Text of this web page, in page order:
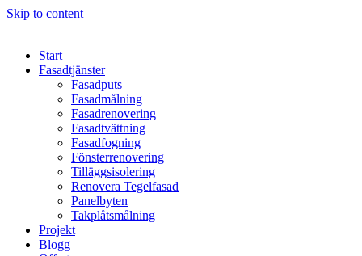
Skip to content
Start
Fasadtjänster
Fasadputs
Fasadmålning
Fasadrenovering
Fasadtvättning
Fasadfogning
Fönsterrenovering
Tilläggsisolering
Renovera Tegelfasad
Panelbyten
Takplåtsmålning
Projekt
Blogg